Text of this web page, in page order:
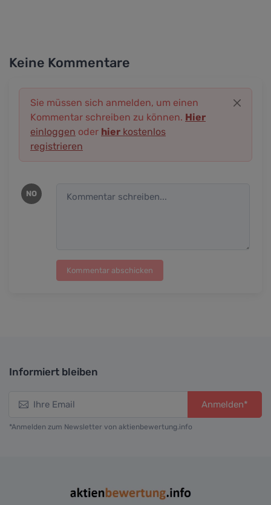
Keine Kommentare
Sie müssen sich anmelden, um einen
Kommentar schreiben zu können. Hier
einloggen oder hier kostenlos
registrieren
NO
Kommentar abschicken
Informiert bleiben
Anmelden*
*Anmelden zum Newsletter von aktienbewertung.info